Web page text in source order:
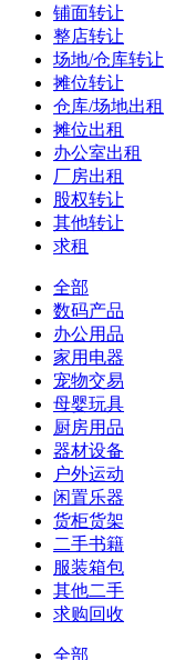
铺面转让
整店转让
场地/仓库转让
摊位转让
仓库/场地出租
摊位出租
办公室出租
厂房出租
股权转让
其他转让
求租
全部
数码产品
办公用品
家用电器
宠物交易
母婴玩具
厨房用品
器材设备
户外运动
闲置乐器
货柜货架
二手书籍
服装箱包
其他二手
求购回收
全部